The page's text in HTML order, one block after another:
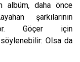
albüm, daha önce
şarkılarının
Göçer için
Olsa da